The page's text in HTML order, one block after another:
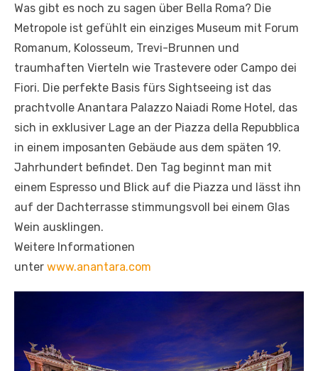
Was gibt es noch zu sagen über Bella Roma? Die
Metropole ist gefühlt ein einziges Museum mit Forum
Romanum, Kolosseum, Trevi-Brunnen und
traumhaften Vierteln wie Trastevere oder Campo dei
Fiori. Die perfekte Basis fürs Sightseeing ist das
prachtvolle Anantara Palazzo Naiadi Rome Hotel, das
sich in exklusiver Lage an der Piazza della Repubblica
in einem imposanten Gebäude aus dem späten 19.
Jahrhundert befindet. Den Tag beginnt man mit
einem Espresso und Blick auf die Piazza und lässt ihn
auf der Dachterrasse stimmungsvoll bei einem Glas
Wein ausklingen.
Weitere Informationen
unter www.anantara.com